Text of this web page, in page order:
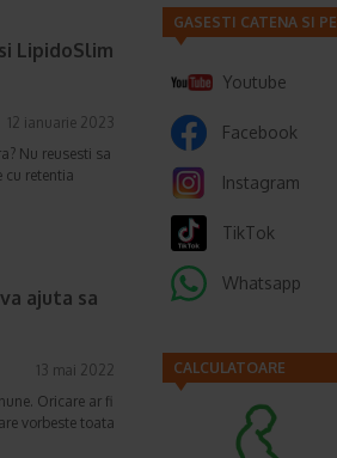
LipidoSlim
12 ianuarie 2023
Nu reusesti sa
cu retentia
ajuta sa
13 mai 2022
Oricare ar fi
vorbeste toata
GASESTI CATENA SI PE
Youtube
Facebook
Instagram
TikTok
Whatsapp
CALCULATOARE